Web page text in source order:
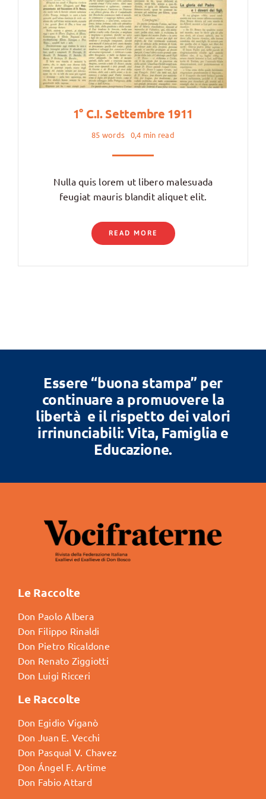
1° C.I. Settembre 1911
85 words 0,4 min read
Nulla quis lorem ut libero malesuada
feugiat mauris blandit aliquet elit.
READ MORE
Essere “buona stampa” per
continuare a promuovere la
libertà e il rispetto dei valori
irrinunciabili: Vita, Famiglia e
Educazione.
Le Raccolte
Don Paolo Albera
Don Filippo Rinaldi
Don Pietro Ricaldone
Don Renato Ziggiotti
Don Luigi Ricceri
Le Raccolte
Don Egidio Viganò
Don Juan E. Vecchi
Don Pasqual V. Chavez
Don Ángel F. Artime
Don Fabio Attard